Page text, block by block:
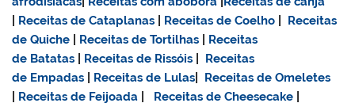
Receitas de Cataplanas Receitas de Coelho
Receitas
de Quiche
Receitas de Tortilhas
Receitas
de Batatas
Receitas de Rissóis
Receitas
de Empadas
Receitas de Lulas
Receitas de Omeletes
Receitas de Feijoada Receitas de Cheesecake